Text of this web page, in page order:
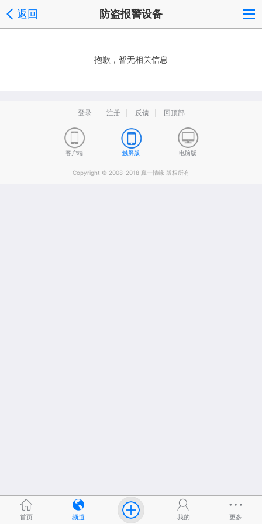
返回 防盗报警设备
抱歉，暂无相关信息
登录 注册 反馈 回顶部
客户端 触屏版 电脑版
Copyright © 2008-2018 真一情缘 版权所有
首页 频道 我的 更多